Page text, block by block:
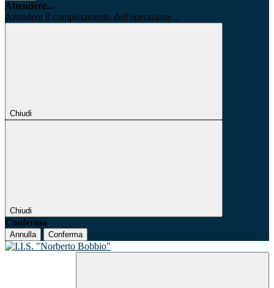
Attendere...
Attendere il completamento dell'operazione...
Chiudi
Chiudi
Conferma
Annulla Conferma